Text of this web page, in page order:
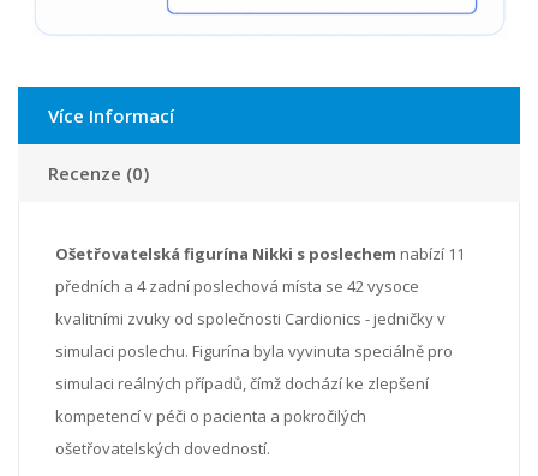
Více Informací
Recenze (0)
Ošetřovatelská figurína Nikki s poslechem nabízí 11
předních a 4 zadní poslechová místa se 42 vysoce
kvalitními zvuky od společnosti Cardionics - jedničky v
simulaci poslechu. Figurína byla vyvinuta speciálně pro
simulaci reálných případů, čímž dochází ke zlepšení
kompetencí v péči o pacienta a pokročilých
ošetřovatelských dovedností.